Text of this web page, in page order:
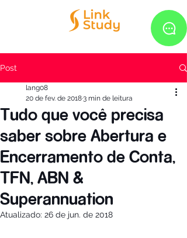
Post
Tudo que você precisa
saber sobre Abertura e
Encerramento de Conta,
TFN, ABN &
Superannuation
lang08
20 de fev. de 20183 min de leitura
Atualizado: 26 de jun. de 2018